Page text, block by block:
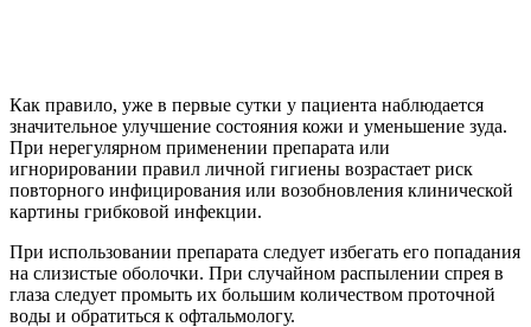
Как правило, уже в первые сутки у пациента наблюдается
значительное улучшение состояния кожи и уменьшение зуда.
При нерегулярном применении препарата или
игнорировании правил личной гигиены возрастает риск
повторного инфицирования или возобновления клинической
картины грибковой инфекции.
При использовании препарата следует избегать его попадания
на слизистые оболочки. При случайном распылении спрея в
глаза следует промыть их большим количеством проточной
воды и обратиться к офтальмологу.